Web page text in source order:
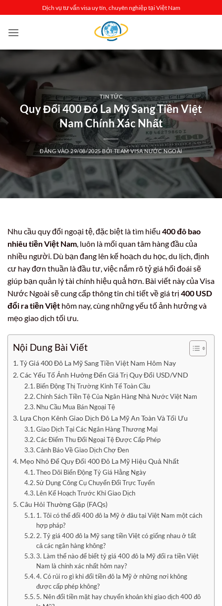
qua
nội
Dịch vụ tư vấn visa uy tín, chuyên nghiệp tại Việt Nam
TIN TỨC
Quy Đổi 400 Đô La Mỹ Sang Tiền Việt
Nam Chính Xác Nhất
ĐĂNG VÀO29/08/2025BỞITEAM VISA NƯỚC NGOÀI
Nhu cầu quy đổi ngoại tệ, đặc biệt là tìm hiểu 400 đô bao
nhiêu tiền Việt Nam, luôn là mối quan tâm hàng đầu của
nhiều người. Dù bạn đang lên kế hoạch du học, du lịch, định
cư hay đơn thuần là đầu tư, việc nắm rõ tỷ giá hối đoái sẽ
giúp bạn quản lý tài chính hiệu quả hơn. Bài viết này của Visa
Nước Ngoài sẽ cung cấp thông tin chi tiết về giá trị 400 USD
đổi ra tiền Việt hôm nay, cùng những yếu tố ảnh hưởng và
mẹo giao dịch tối ưu.
Nội Dung Bài Viết
Tỷ Giá 400 Đô La Mỹ Sang Tiền Việt Nam Hôm Nay
Các Yếu Tố Ảnh Hưởng Đến Giá Trị Quy Đổi USD/VND
Biến Động Thị Trường Kinh Tế Toàn Cầu
Chính Sách Tiền Tệ Của Ngân Hàng Nhà Nước Việt Nam
Nhu Cầu Mua Bán Ngoại Tệ
Lựa Chọn Kênh Giao Dịch Đô La Mỹ An Toàn Và Tối Ưu
Giao Dịch Tại Các Ngân Hàng Thương Mại
Các Điểm Thu Đổi Ngoại Tệ Được Cấp Phép
Cảnh Báo Về Giao Dịch Chợ Đen
Mẹo Nhỏ Để Quy Đổi 400 Đô La Mỹ Hiệu Quả Nhất
Theo Dõi Biến Động Tỷ Giá Hằng Ngày
Sử Dụng Công Cụ Chuyển Đổi Trực Tuyến
Lên Kế Hoạch Trước Khi Giao Dịch
Câu Hỏi Thường Gặp (FAQs)
1. Tôi có thể đổi 400 đô la Mỹ ở đâu tại Việt Nam một cách
hợp pháp?
2. Tỷ giá 400 đô la Mỹ sang tiền Việt có giống nhau ở tất
cả các ngân hàng không?
3. Làm thế nào để biết tỷ giá 400 đô la Mỹ đổi ra tiền Việt
Nam là chính xác nhất hôm nay?
4. Có rủi ro gì khi đổi tiền đô la Mỹ ở những nơi không
được cấp phép không?
5. Nên đổi tiền mặt hay chuyển khoản khi giao dịch 400 đô